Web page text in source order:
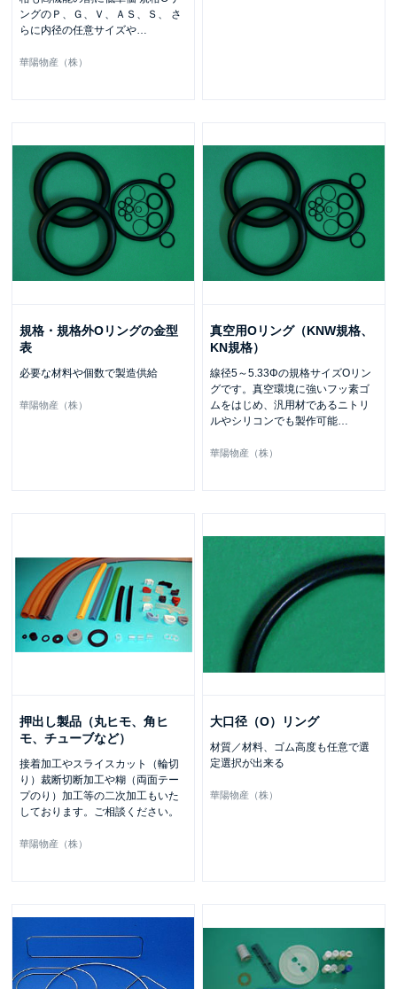
ングのＰ、Ｇ、Ｖ、ＡＳ、Ｓ、 さ
らに内径の任意サイズや
華陽物産（株）
規格・規格外Oリングの金型
表
必要な材料や個数で製造供給
華陽物産（株）
真空用Oリング（KNW規格、
KN規格）
線径5～5.33Φの規格サイズOリン
グです。真空環境に強いフッ素ゴ
ムをはじめ、汎用材であるニトリ
ルやシリコンでも製作可能…
華陽物産（株）
押出し製品（丸ヒモ、角ヒ
モ、チューブなど）
接着加工やスライスカット（輪切
り）裁断切断加工や糊（両面テー
プのり）加工等の二次加工もいた
しております。ご相談ください。
華陽物産（株）
大口径（O）リング
材質／材料、ゴム高度も任意で選
定選択が出来る
華陽物産（株）